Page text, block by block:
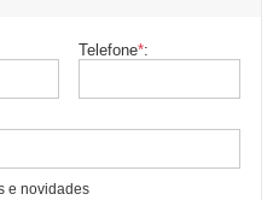
Telefone*:
e novidades